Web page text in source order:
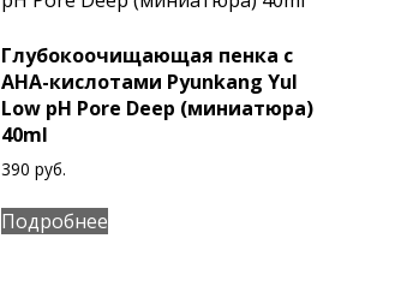
Глубокоочищающая пенка с
AHA-кислотами Pyunkang Yul
Low pH Pore Deep (миниатюра)
40ml
390 руб.
Подробнее